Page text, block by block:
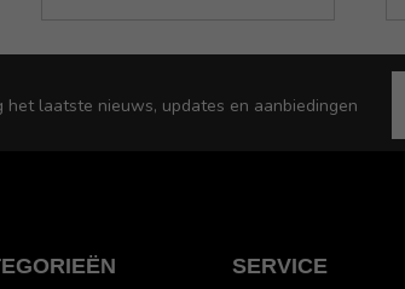
het laatste nieuws, updates en aanbiedingen
SERVICE